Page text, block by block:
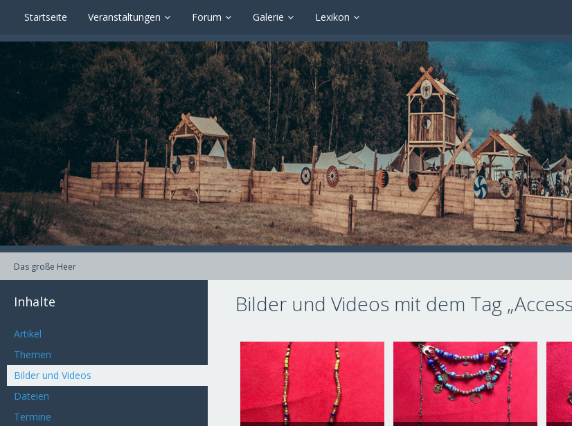
Startseite Veranstaltungen Forum Galerie Lexikon
Das große Heer
Inhalte
Artikel
Themen
Bilder und Videos
Dateien
Termine
Bilder und Videos mit dem Tag